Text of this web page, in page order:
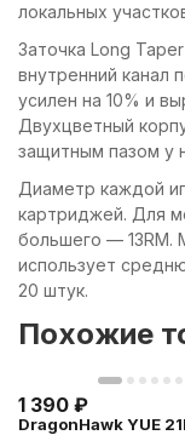
локальных
Заточка Long
внутренний канал
усилен на 10% и
Двухцветный
защитным пазом у
Диаметр каждой
картриджей. Для
большего — 13RM.
использует
20 штук.
Похожие
1 390 ₽
DragonHawk YUE